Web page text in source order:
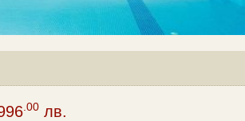
.00 лв.